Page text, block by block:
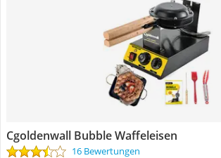
Cgoldenwall Bubble Waffeleisen
16 Bewertungen